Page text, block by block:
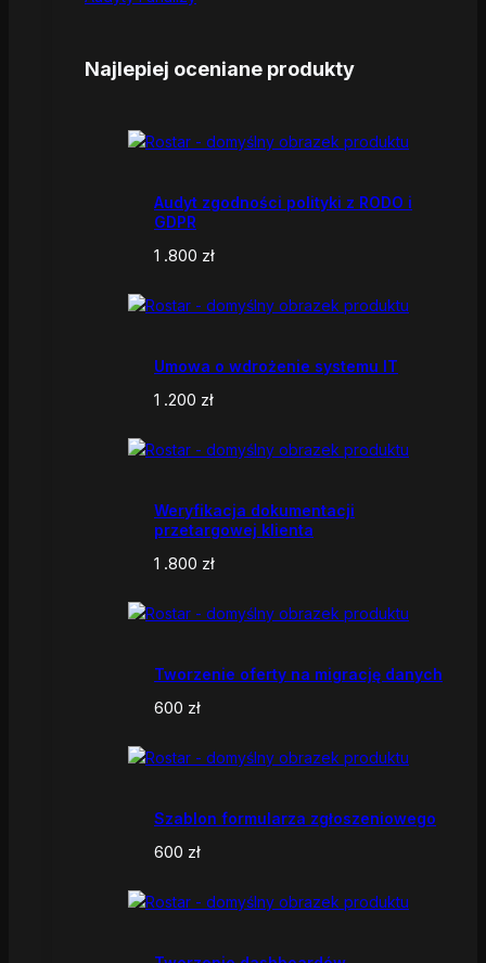
Najlepiej oceniane produkty
Audyt zgodności polityki z RODO i
GDPR
1 .800 zł
Umowa o wdrożenie systemu IT
1 .200 zł
Weryfikacja dokumentacji
przetargowej klienta
1 .800 zł
Tworzenie oferty na migrację danych
600 zł
Szablon formularza zgłoszeniowego
600 zł